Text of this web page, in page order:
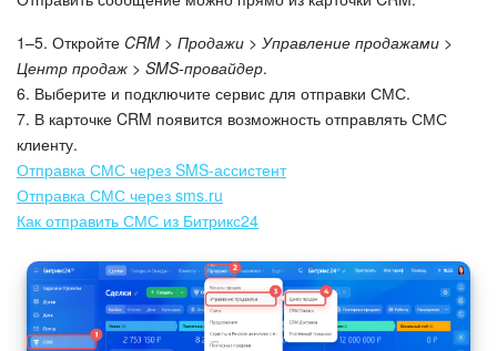
1–5. Откройте CRM > Продажи > Управление продажами >
Центр продаж > SMS-провайдер.
6. Выберите и подключите сервис для отправки СМС.
7. В карточке CRM появится возможность отправлять СМС
клиенту.
Отправка СМС через SMS-ассистент
Отправка СМС через sms.ru
Как отправить СМС из Битрикс24